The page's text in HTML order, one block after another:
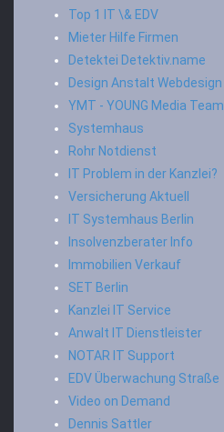
Top 1 IT \& EDV
Mieter Hilfe Firmen
Detektei Detektiv.name
Design Anstalt Webdesign
YMT - YOUNG Media Team
Systemhaus
Rohr Notdienst
IT Problem in der Kanzlei?
Versicherung Aktuell
IT Systemhaus Berlin
Insolvenzberater Info
Immobilien Verkauf
SET Berlin
Kanzlei IT Service
Anwalt IT Dienstleister
NOTAR IT Support
EDV Überwachung Straße
Video on Demand
Dennis Sattler